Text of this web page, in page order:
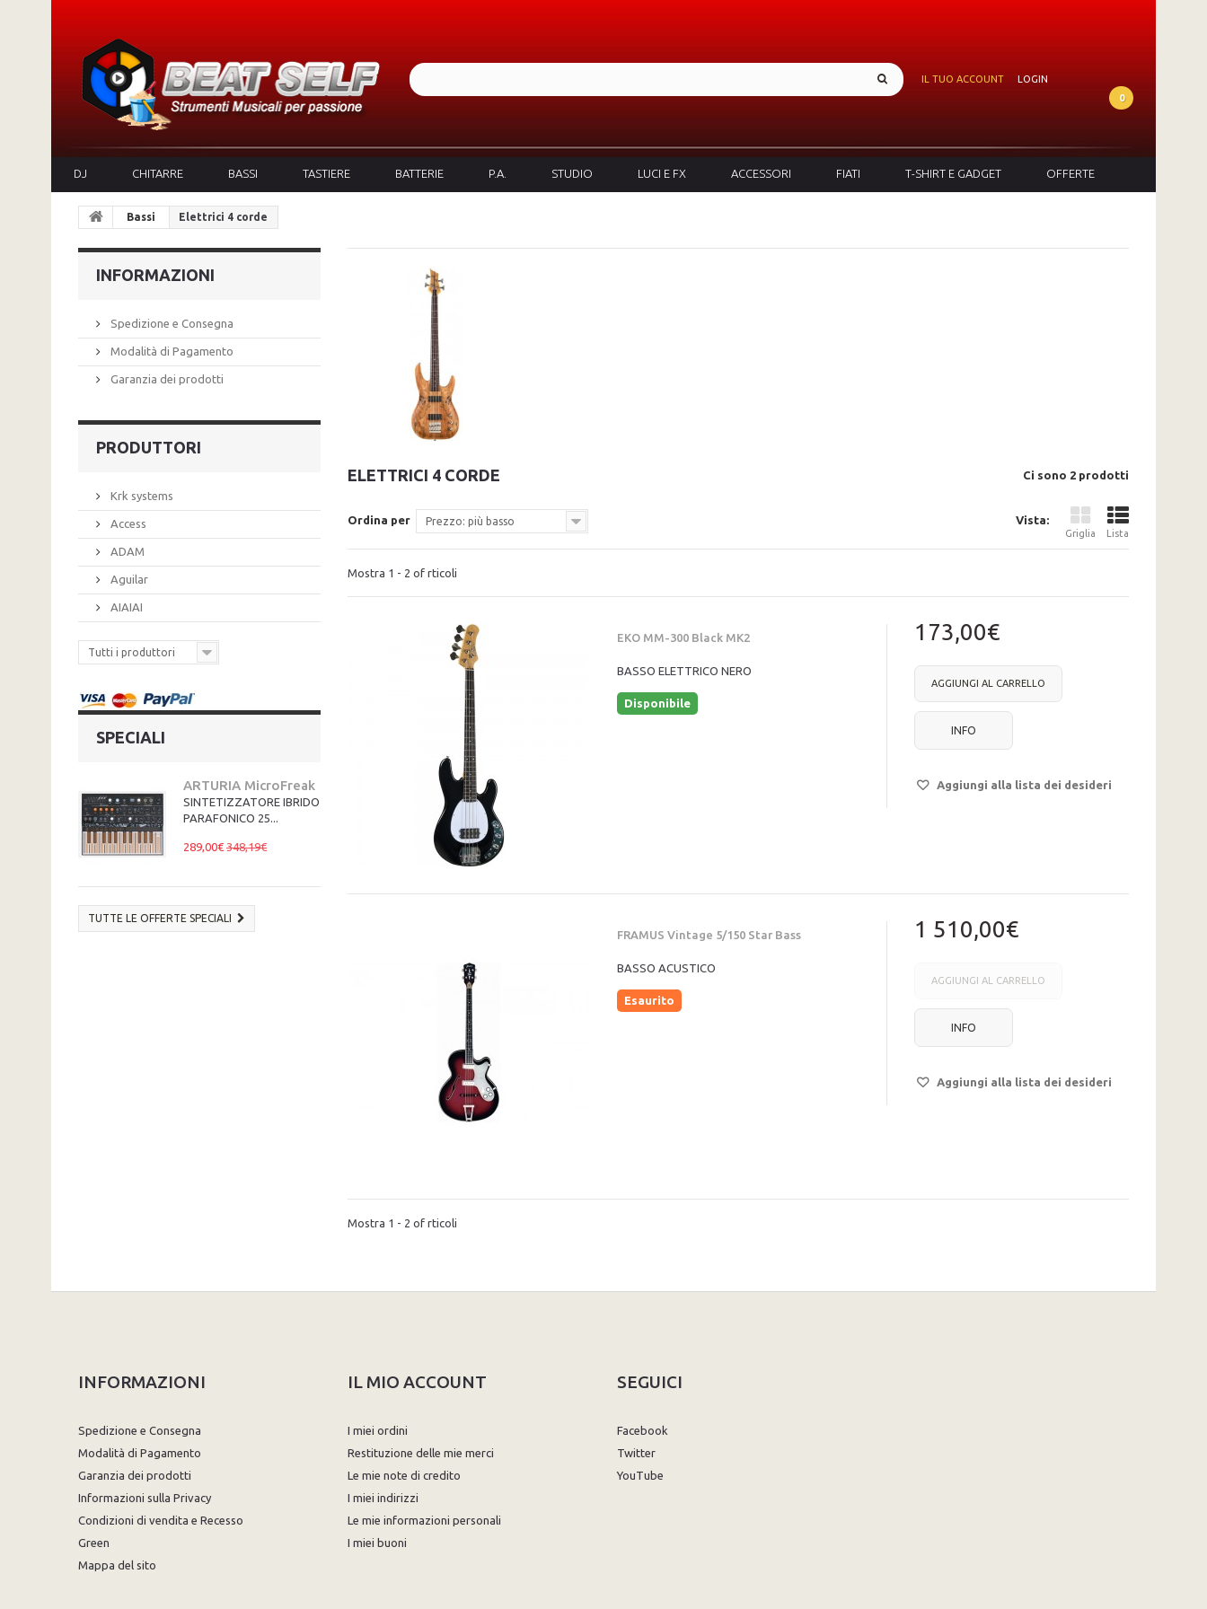
IL TUO ACCOUNT
LOGIN
0
DJ CHITARRE BASSI TASTIERE BATTERIE P.A. STUDIO LUCI E FX ACCESSORI FIATI T-SHIRT E GADGET OFFERTE
Bassi Elettrici 4 corde
INFORMAZIONI
Spedizione e Consegna
Modalità di Pagamento
Garanzia dei prodotti
PRODUTTORI
Krk systems
Access
ADAM
Aguilar
AIAIAI
Tutti i produttori
SPECIALI
ARTURIA MicroFreak
SINTETIZZATORE IBRIDO
PARAFONICO 25...
289,00€ 348,19€
TUTTE LE OFFERTE SPECIALI
ELETTRICI 4 CORDE Ci sono 2 prodotti
Vista:
Griglia Lista
Ordina per Prezzo: più basso
Mostra 1 - 2 of rticoli
EKO MM-300 Black MK2
BASSO ELETTRICO NERO
Disponibile
173,00€
AGGIUNGI AL CARRELLO
INFO
Aggiungi alla lista dei desideri
FRAMUS Vintage 5/150 Star Bass
BASSO ACUSTICO
Esaurito
1 510,00€
AGGIUNGI AL CARRELLO
INFO
Aggiungi alla lista dei desideri
Mostra 1 - 2 of rticoli
INFORMAZIONI
Spedizione e Consegna
Modalità di Pagamento
Garanzia dei prodotti
Informazioni sulla Privacy
Condizioni di vendita e Recesso
Green
Mappa del sito
IL MIO ACCOUNT
I miei ordini
Restituzione delle mie merci
Le mie note di credito
I miei indirizzi
Le mie informazioni personali
I miei buoni
SEGUICI
Facebook
Twitter
YouTube